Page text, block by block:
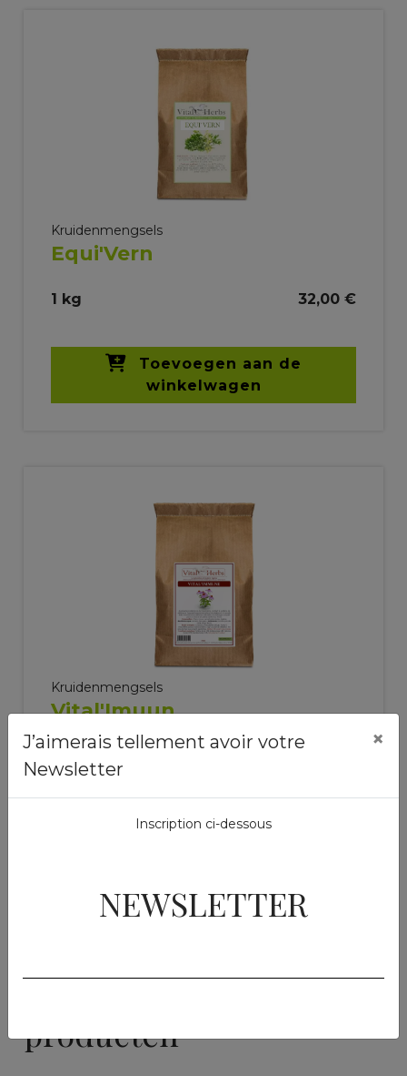
Kruidenmengsels
Equi'Vern
1 kg 32,00 €
Toevoegen aan de
winkelwagen
Kruidenmengsels
Vital'Imuun
Toevoegen aan de
Vergelijkbare
producten
J’aimerais tellement avoir votre
Newsletter
×
Inscription ci-dessous
NEWSLETTER